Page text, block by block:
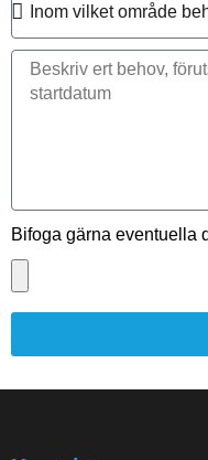
Bifoga gärna eventuella